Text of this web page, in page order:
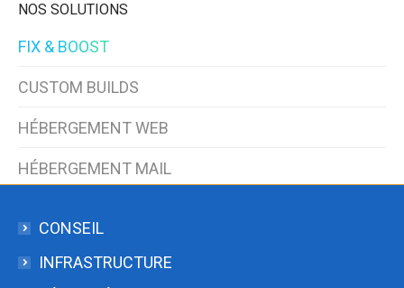
NOS SOLUTIONS
FIX & BOOST
CUSTOM BUILDS
HÉBERGEMENT WEB
HÉBERGEMENT MAIL
CONSEIL
INFRASTRUCTURE